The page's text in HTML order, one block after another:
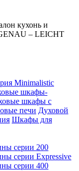
кухонь и
– LEICHT
Minimalistic
шкафы-
шкафы с
печи Духовой
Шкафы для
серии 200
серии Expressive
серии 400